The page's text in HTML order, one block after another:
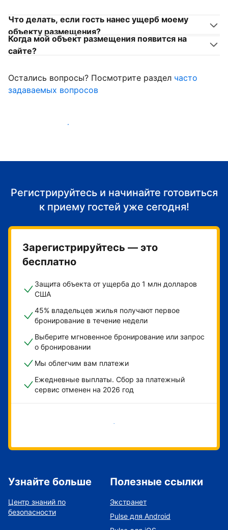
Что делать, если гость нанес ущерб моему
объекту размещения?
Когда мой объект размещения появится на
сайте?
Остались вопросы? Посмотрите раздел часто
задаваемых вопросов
Начать принимать гостей
Регистрируйтесь и начинайте готовиться
к приему гостей уже сегодня!
Зарегистрируйтесь — это
бесплатно
Защита объекта от ущерба до 1 млн долларов
США
45% владельцев жилья получают первое
бронирование в течение недели
Выберите мгновенное бронирование или запрос
о бронировании
Мы облегчим вам платежи
Ежедневные выплаты. Сбор за платежный
сервис отменен на 2026 год
Начать
Узнайте больше
Центр знаний по
безопасности
Полезные ссылки
Экстранет
Pulse для Android